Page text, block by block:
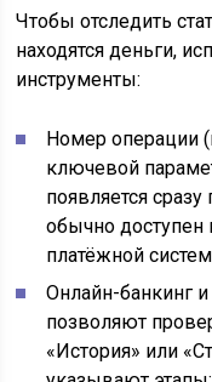
Чтобы отследить
находятся деньги,
инструменты:
Номер операции
ключевой
появляется
обычно доступен
платёжной
Онлайн-банкинг
позволяют
«История» или